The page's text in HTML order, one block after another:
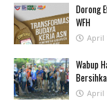
‎Dorong
WFH ‎
April
Wabup
April